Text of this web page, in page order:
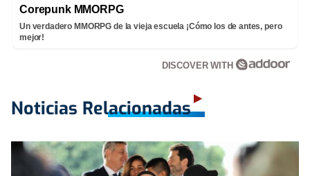
Corepunk MMORPG
Un verdadero MMORPG de la vieja escuela ¡Cómo los de antes, pero
mejor!
DISCOVER WITH
Noticias Relacionadas